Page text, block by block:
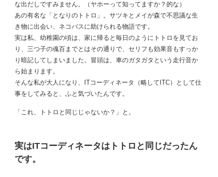
な出だしですみません。（ヤホーって知ってますか？的な）
あの有名な「となりのトトロ」。サツキとメイが森で不思議な生
き物に出会い、ネコバスに助けられる物語です。
実は私、幼稚園の頃は、家に帰ると毎日のようにトトロを見てお
り、三つ子の魂百までとはその通りで、セリフも効果音もすっか
り暗記してしまいました。冒頭は、車のガタガタという走行音か
ら始まります。
そんな私が大人になり、ITコーディネータ（略してITC）として仕
事をしてみると、ふと気づいたんです。
「これ、トトロと同じじゃないか？」と。
実はITコーディネータはトトロと同じだったん
です。